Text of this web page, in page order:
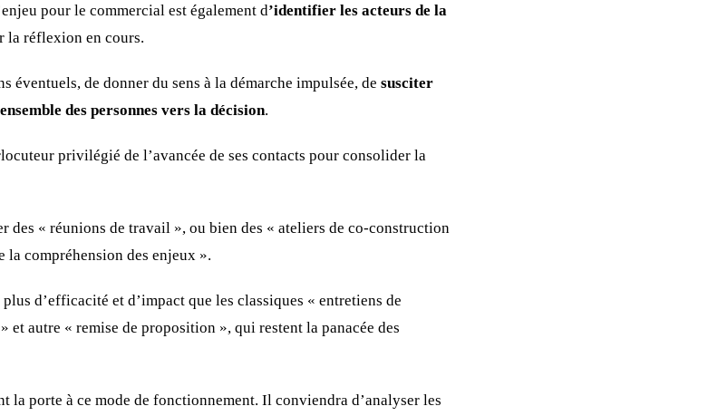
pour le commercial est également d’identifier les acteurs de la
la réflexion en cours.
éventuels, de donner du sens à la démarche impulsée, de susciter
des personnes vers la décision.
privilégié de l’avancée de ses contacts pour consolider la
des « réunions de travail », ou bien des « ateliers de co-construction
la compréhension des enjeux ».
d’efficacité et d’impact que les classiques « entretiens de
et autre « remise de proposition », qui restent la panacée des
la porte à ce mode de fonctionnement. Il conviendra d’analyser les